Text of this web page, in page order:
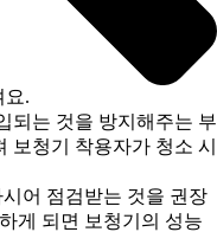
요.
되는 것을 방지해주는 부
보청기 착용자가 청소 시
어 점검받는 것을 권장
게 되면 보청기의 성능